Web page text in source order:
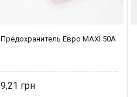
Предохранитель Eвро MAXI 50A
9,21